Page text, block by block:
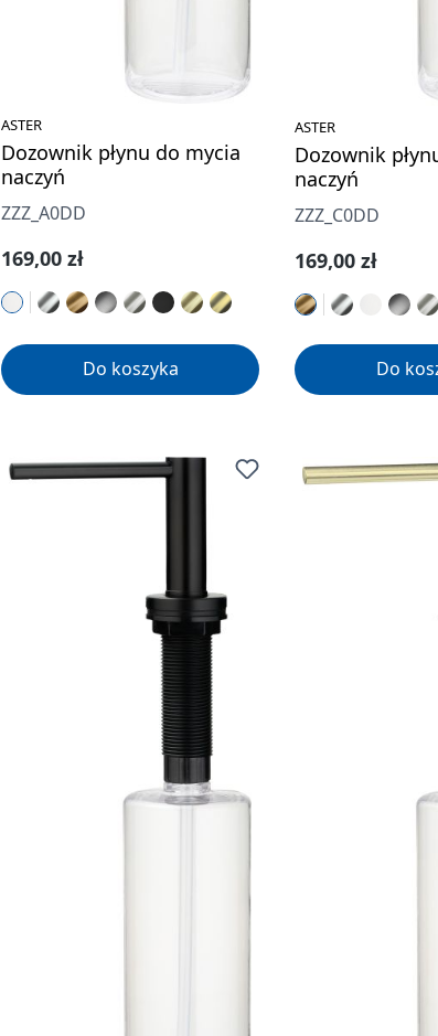
ASTER
Dozownik płynu do mycia
naczyń
ZZZ_A0DD
Cena regularna:
169,00 zł
Do koszyka
ASTER
Dozownik
naczyń
ZZZ_C0DD
Cena regularna:
169,00 zł
Do